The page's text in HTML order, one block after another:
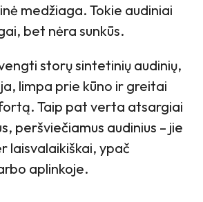
medžiaga. Tokie audiniai
bet nėra sunkūs.
storų sintetinių audinių,
limpa prie kūno ir greitai
Taip pat verta atsargiai
peršviečiamus audinius – jie
laisvalaikiškai, ypač
aplinkoje.